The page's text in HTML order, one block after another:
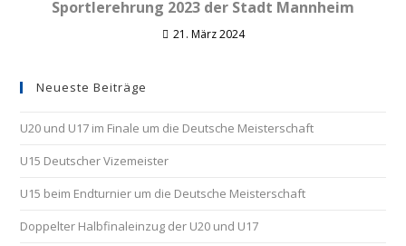
Sportlerehrung 2023 der Stadt Mannheim
21. März 2024
Neueste Beiträge
U20 und U17 im Finale um die Deutsche Meisterschaft
U15 Deutscher Vizemeister
U15 beim Endturnier um die Deutsche Meisterschaft
Doppelter Halbfinaleinzug der U20 und U17